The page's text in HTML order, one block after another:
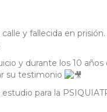
y fallecida en
y durante los 10
su testimonio
para la